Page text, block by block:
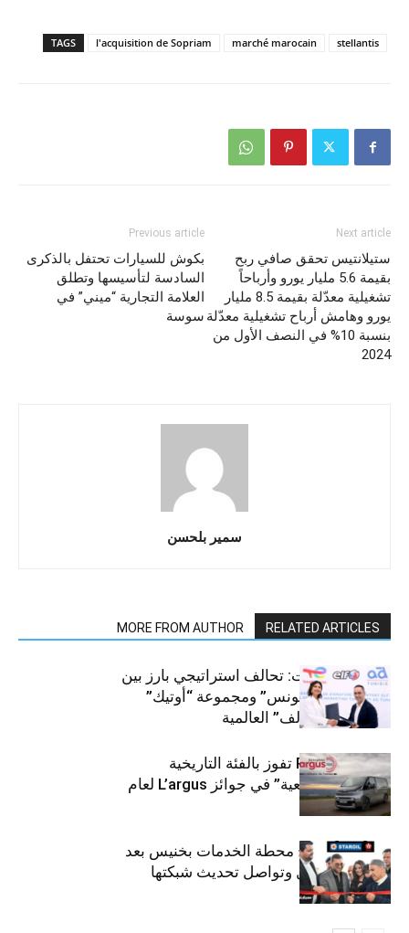
TAGS l'acquisition de Sopriam marché marocain stellantis
Previous article
بكوش للسيارات تحتفل بالذكرى
السادسة لتأسيسها وتطلق
العلامة التجارية “ميني” في
سوسة
Next article
ستيلانتيس تحقق صافي ربح
بقيمة 5.6 مليار يورو وأرباحاً
تشغيلية معدّلة بقيمة 8.5 مليار
يورو وهامش أرباح تشغيلية معدّلة
بنسبة 10% في النصف الأول من
2024
سمير بلحسن
RELATED ARTICLES
MORE FROM AUTHOR
قطاع السيارات: تحالف استراتيجي بارز بين
“توتال إنرجيز تونس” ومجموعة “أوتيك”
لتوزيع زيوت “إلف” العالمية
كيا PV5 Cargo تفوز بالفئة التاريخية
“للمركبات النفعية” في جوائز L’argus لعام
2026
ستارأويل تفتتح محطة الخدمات بخنيس بعد
تجديدهابالكامل وتواصل تحديث شبكتها